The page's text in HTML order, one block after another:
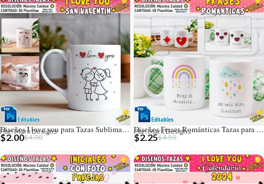
Diseños I love you para Tazas Sublimables
Por: Mark Designs
$4.00
$2.00
Diseños Frases Románticas Tazas para San Valentín
Por: Mark Designs
$4.50
$2.25